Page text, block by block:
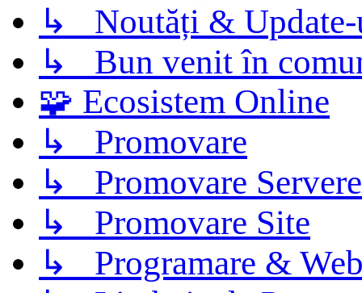
↳ Noutăți &
↳ Bun venit în
🧩 Ecosistem Online
↳ Promovare
↳ Promovare Servere
↳ Promovare Site
↳ Programare &